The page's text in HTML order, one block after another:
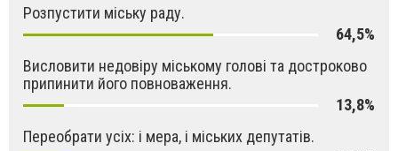
Розпустити міську раду.
64,5%
Висловити недовіру міському голові та достроково
припинити його повноваження.
13,8%
Переобрати усіх: і мера, і міських депутатів.